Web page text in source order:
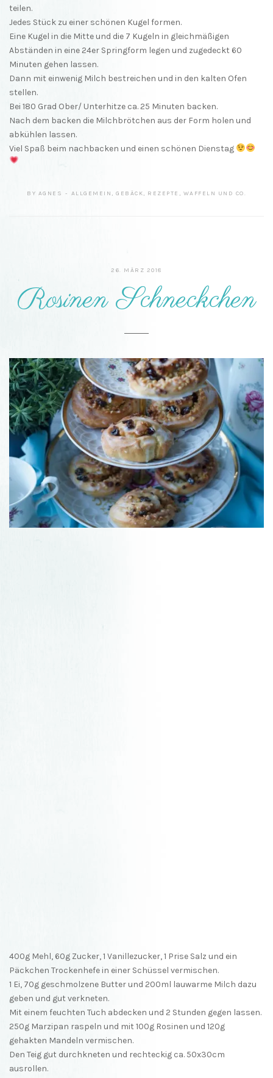
teilen.
Jedes Stück zu einer schönen Kugel formen.
Eine Kugel in die Mitte und die 7 Kugeln in gleichmäßigen
Abständen in eine 24er Springform legen und zugedeckt 60
Minuten gehen lassen.
Dann mit einwenig Milch bestreichen und in den kalten Ofen
stellen.
Bei 180 Grad Ober/ Unterhitze ca. 25 Minuten backen.
Nach dem backen die Milchbrötchen aus der Form holen und
abkühlen lassen.
Viel Spaß beim nachbacken und einen schönen Dienstag
BY AGNES ALLGEMEIN , GEBÄCK, REZEPTE , WAFFELN UND CO.
26. MÄRZ 2018
Rosinen Schneckchen
400g Mehl, 60g Zucker, 1 Vanillezucker, 1 Prise Salz und ein
Päckchen Trockenhefe in einer Schüssel vermischen.
1 Ei, 70g geschmolzene Butter und 200ml lauwarme Milch dazu
geben und gut verkneten.
Mit einem feuchten Tuch abdecken und 2 Stunden gegen lassen.
250g Marzipan raspeln und mit 100g Rosinen und 120g
gehakten Mandeln vermischen.
Den Teig gut durchkneten und rechteckig ca. 50x30cm
ausrollen.